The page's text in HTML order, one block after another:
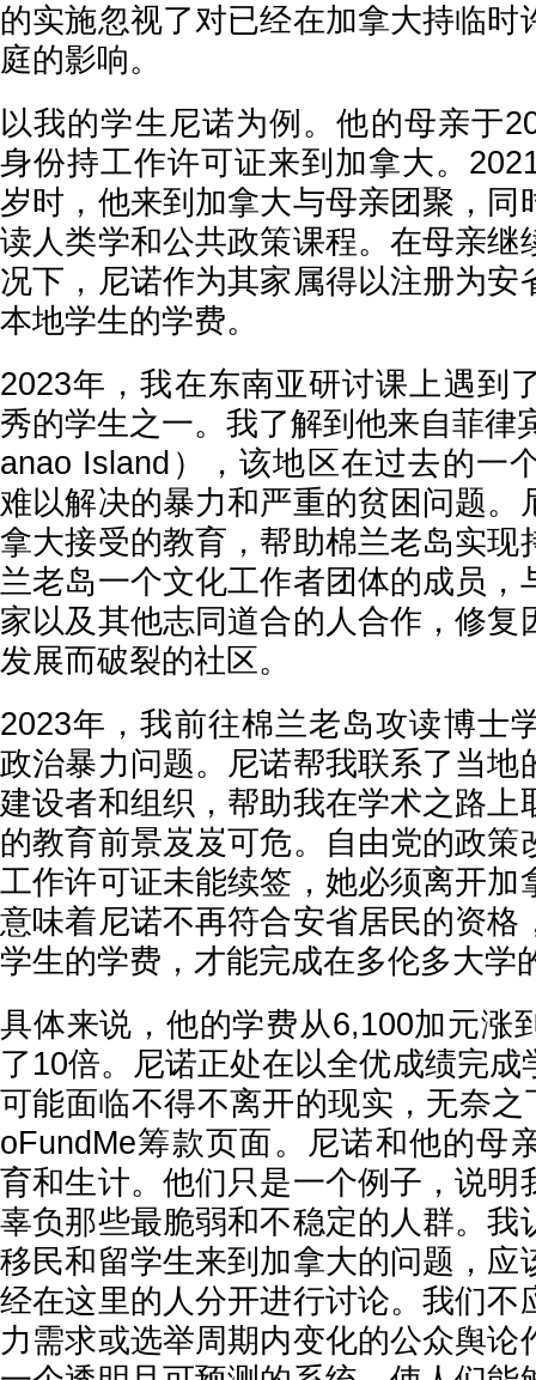
的实施忽视了对已经在加拿大持临时
庭的影响。
以我的学生尼诺为例。他的母亲于
身份持工作许可证来到加拿大。
岁时，他来到加拿大与母亲团聚，同
读人类学和公共政策课程。在母亲继
况下，尼诺作为其家属得以注册为安
本地学生的学费。
2023年，我在东南亚研讨课上遇到
秀的学生之一。我了解到他来自菲律
anao Island），该地区在过去的一
难以解决的暴力和严重的贫困问题。
拿大接受的教育，帮助棉兰老岛实现
兰老岛一个文化工作者团体的成员，
家以及其他志同道合的人合作，修复
发展而破裂的社区。
2023年，我前往棉兰老岛攻读博士
政治暴力问题。尼诺帮我联系了当地
建设者和组织，帮助我在学术之路上
的教育前景岌岌可危。自由党的政策
工作许可证未能续签，她必须离开加
意味着尼诺不再符合安省居民的资格
学生的学费，才能完成在多伦多大学
具体来说，他的学费从6,100加元涨
了10倍。尼诺正处在以全优成绩完成
可能面临不得不离开的现实，无奈
oFundMe筹款页面。尼诺和他的
育和生计。他们只是一个例子，说明
辜负那些最脆弱和不稳定的人群。我
移民和留学生来到加拿大的问题，应
经在这里的人分开进行讨论。我们不
力需求或选举周期内变化的公众舆论